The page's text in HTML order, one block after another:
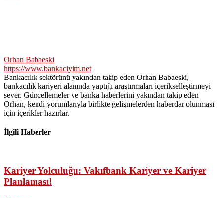
Orhan Babaeski
https://www.bankaciyim.net
Bankacılık sektörünü yakından takip eden Orhan Babaeski,
bankacılık kariyeri alanında yaptığı araştırmaları içerikselleştirmeyi
sever. Güncellemeler ve banka haberlerini yakından takip eden
Orhan, kendi yorumlarıyla birlikte gelişmelerden haberdar olunması
için içerikler hazırlar.
İlgili Haberler
Kariyer Yolculuğu: Vakıfbank Kariyer ve Kariyer
Planlaması!